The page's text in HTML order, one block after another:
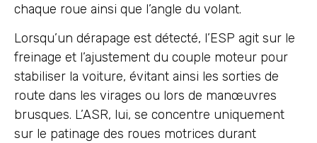
chaque roue ainsi que l’angle du volant.
Lorsqu’un dérapage est détecté, l’ESP agit sur le
freinage et l’ajustement du couple moteur pour
stabiliser la voiture, évitant ainsi les sorties de
route dans les virages ou lors de manœuvres
brusques. L’ASR, lui, se concentre uniquement
sur le patinage des roues motrices durant